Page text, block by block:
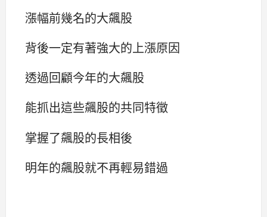
漲幅前幾名的大飆股
背後一定有著強大的上漲原因
透過回顧今年的大飆股
能抓出這些飆股的共同特徵
掌握了飆股的長相後
明年的飆股就不再輕易錯過